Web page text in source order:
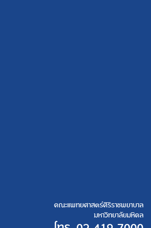
คณะแพทยศาสตร์ศิริราชพยาบาล
มหาวิทยาลัยมหิดล